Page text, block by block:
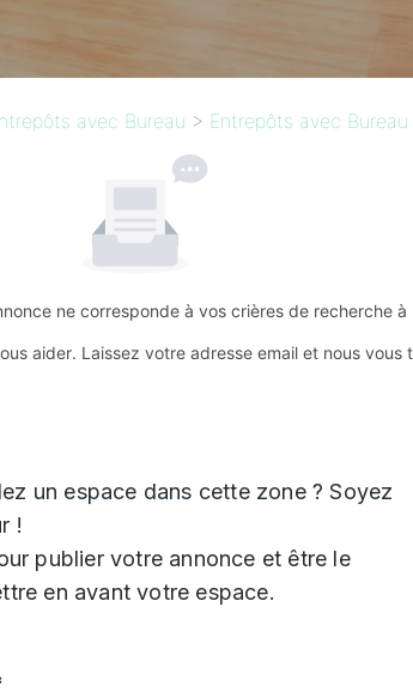
avec Bureau > Entrepôts avec
ne corresponde à vos crières de recherche à
aider. Laissez votre adresse email et nous vous